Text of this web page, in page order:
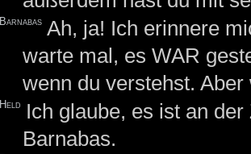
Barnabas Ah, ja! Ich erinnere
warte mal, es WAR
wenn du verstehst.
Held
Ich glaube, es ist an
Barnabas.